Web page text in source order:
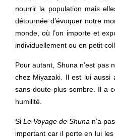
nourrir la population mais
détournée d’évoquer notre
monde, où l’on importe et
individuellement ou en petit
Pour autant, Shuna n’est pas
chez Miyazaki. Il est lui aussi
sans doute plus sombre. Il a
humilité.
Si Le Voyage de Shuna n’a
important car il porte en lui